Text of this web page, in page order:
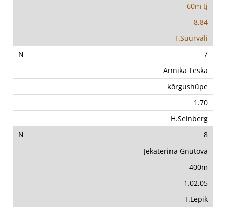
60m tj
8,84
T.Suurväli
7
Annika Teska
kõrgushüpe
1.70
H.Seinberg
8
Jekaterina Gnutova
400m
1.02,05
T.Lepik